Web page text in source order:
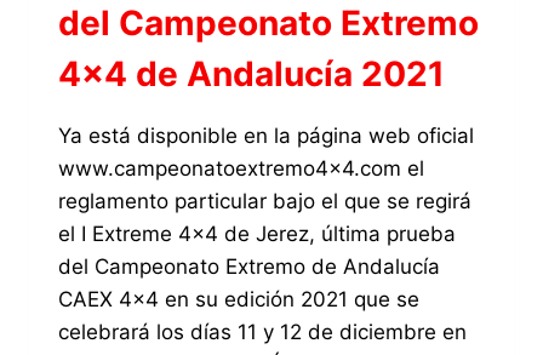
del Campeonato Extremo
4×4 de Andalucía 2021
Ya está disponible en la página web oficial
www.campeonatoextremo4x4.com el
reglamento particular bajo el que se regirá
el I Extreme 4×4 de Jerez, última prueba
del Campeonato Extremo de Andalucía
CAEX 4×4 en su edición 2021 que se
celebrará los días 11 y 12 de diciembre en